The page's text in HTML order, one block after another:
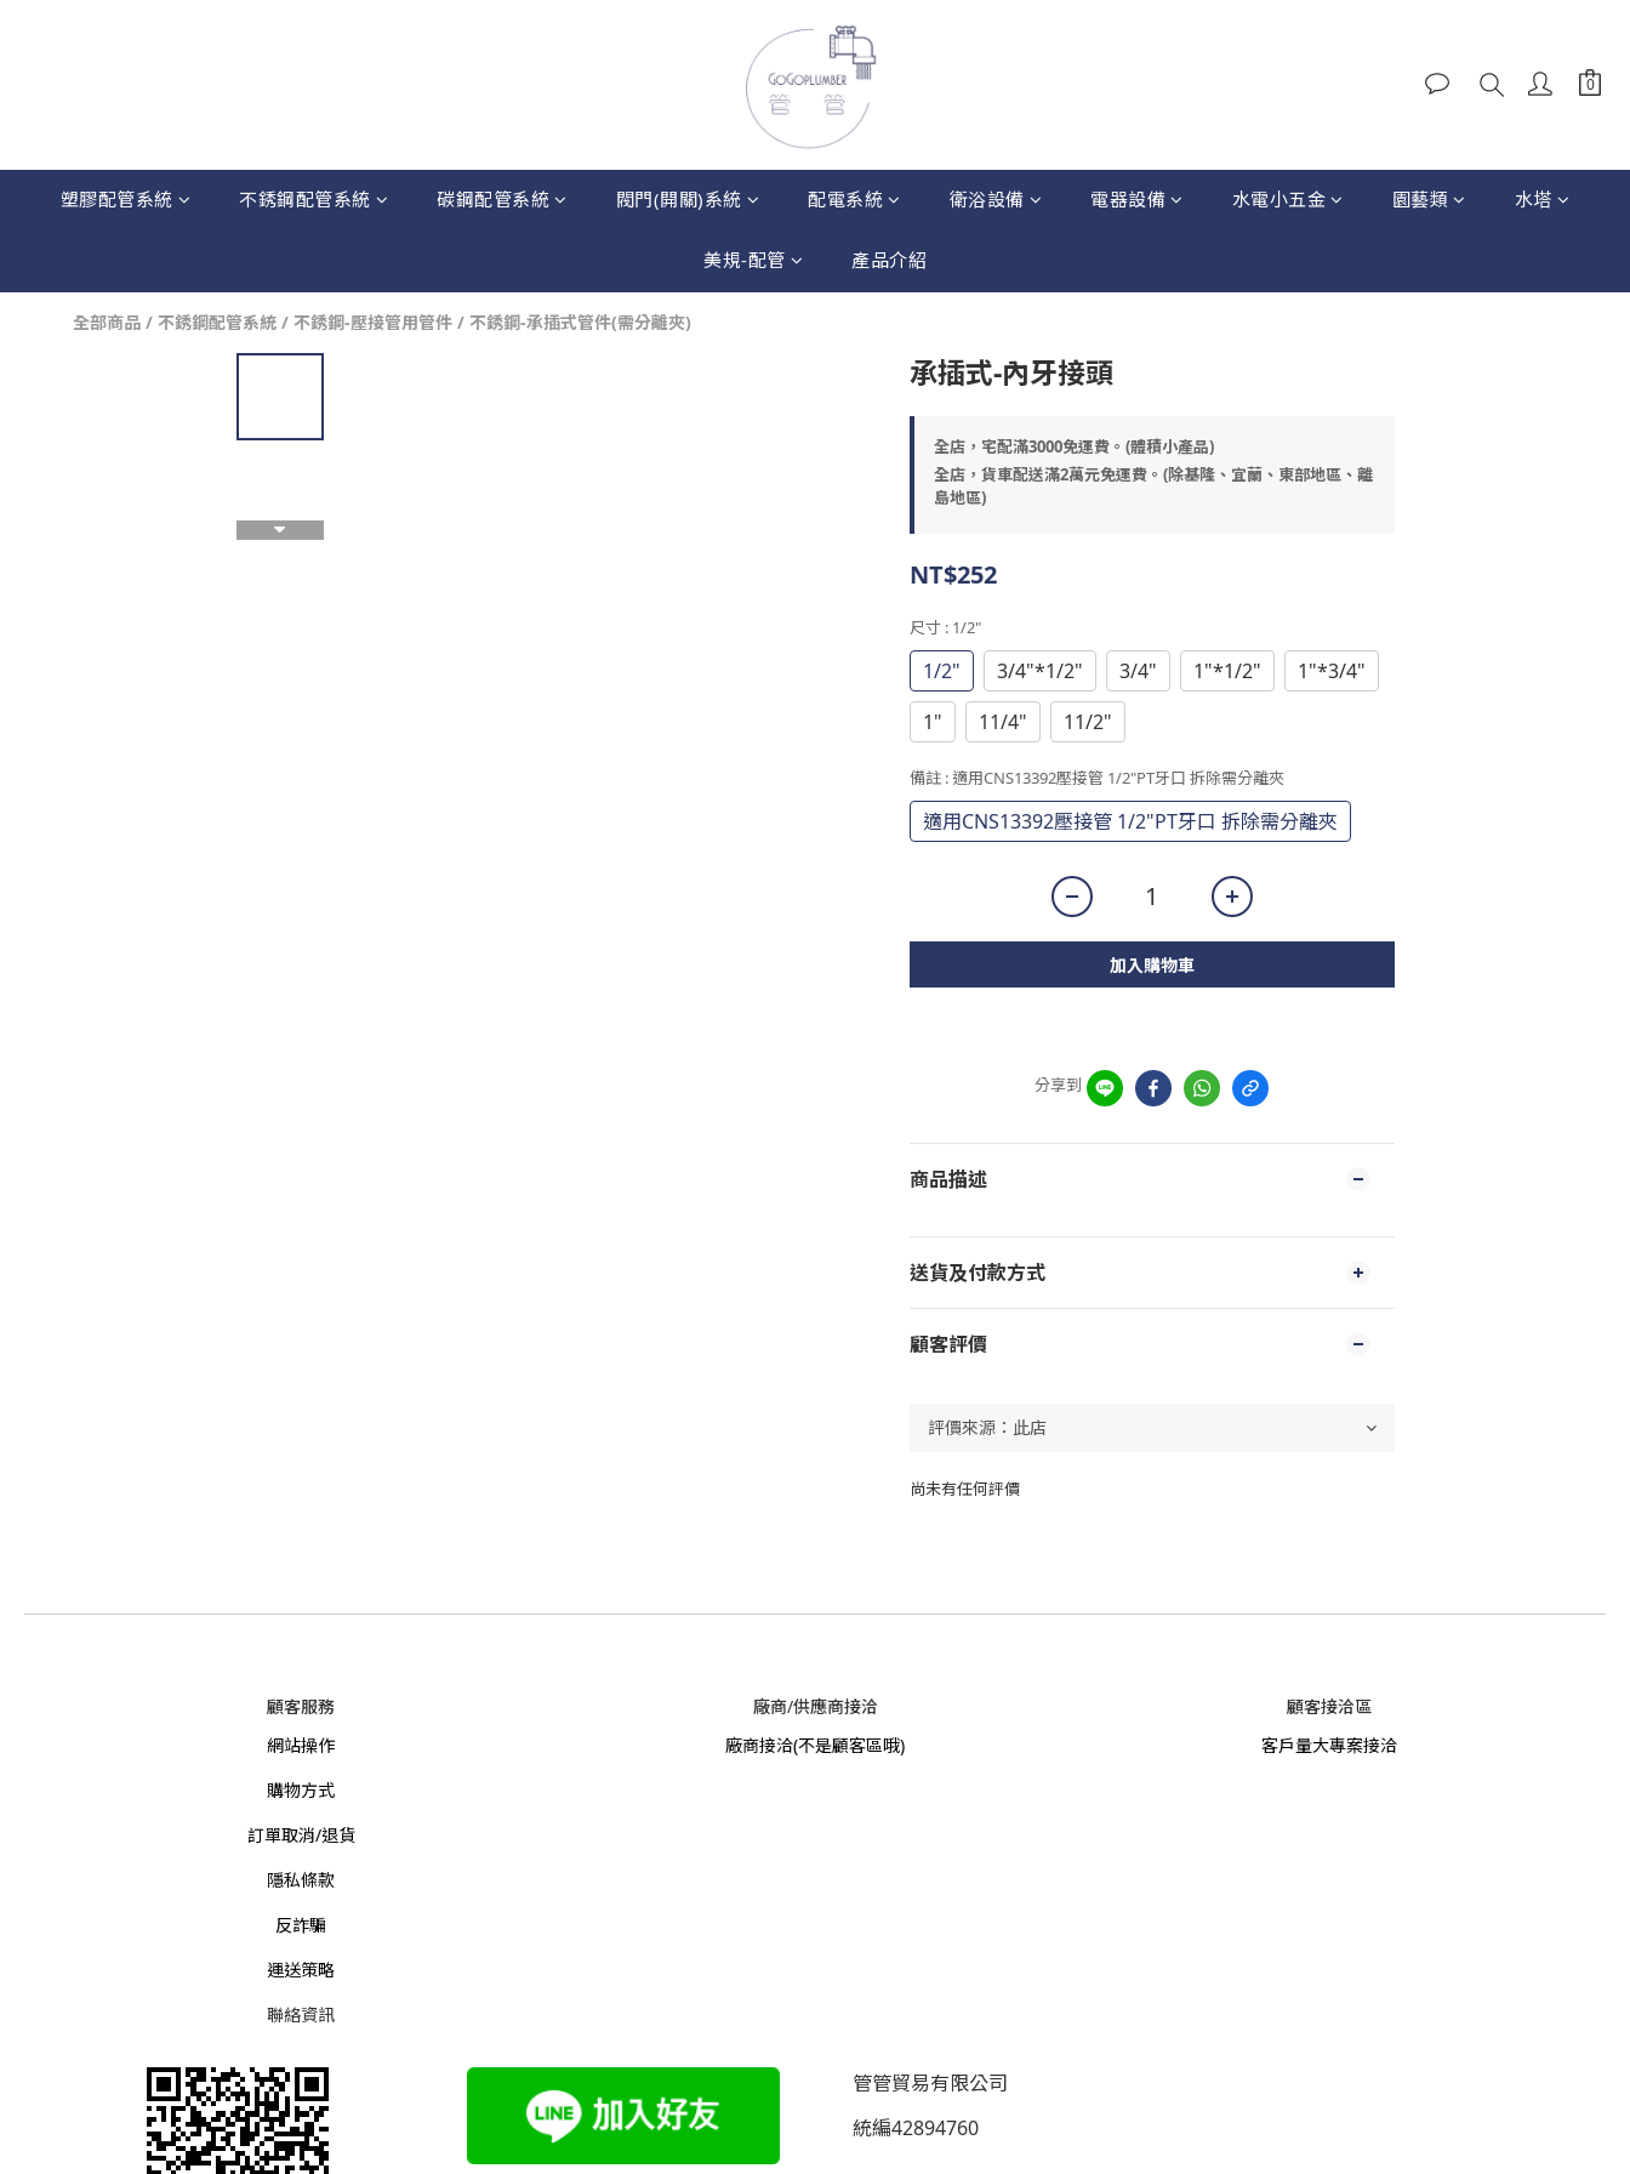
塑膠配管系統 不銹鋼配管系統 碳鋼配管系統 閥門(開關)系統 配電系統 衛浴設備 電器設備 水電小五金 園藝類 水塔
美規-配管 產品介紹
全部商品 / 不銹鋼配管系統 / 不銹鋼-壓接管用管件 / 不銹鋼-承插式管件(需分離夾)
承插式-內牙接頭
全店，宅配滿3000免運費。(體積小產品)
全店，貨車配送滿2萬元免運費。(除基隆、宜蘭、東部地區、離
島地區)
NT$252
尺寸 : 1/2"
1/2" 3/4"*1/2" 3/4" 1"*1/2"
1"*3/4"
1"
11/4" 11/2"
備註 : 適用CNS13392壓接管 1/2"PT牙口 拆除需分離夾
適用CNS13392壓接管 1/2"PT牙口 拆除需分離夾
加入購物車
分享到
商品描述
送貨及付款方式
顧客評價
尚未有任何評價
顧客服務
網站操作
購物方式
訂單取消/退貨
隱私條款
反詐騙
運送策略
聯絡資訊
廠商/供應商接洽
廠商接洽(不是顧客區哦)
顧客接洽區
客戶量大專案接洽
管管貿易有限公司
統編42894760